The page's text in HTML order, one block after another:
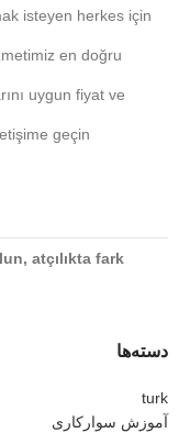
isteyen herkes için
en doğru
uygun fiyat ve
geçin.
atçılıkta fark
دسته‌ها
turk
آموزش سوارکاری